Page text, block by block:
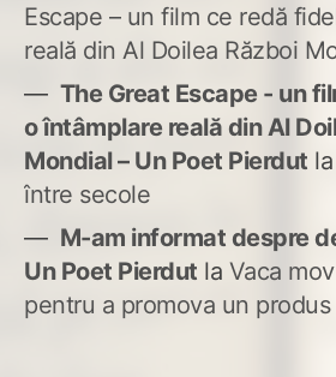
Escape – un film ce redă
reală din Al Doilea Război
The Great Escape - un
o întâmplare reală din Al
Mondial – Un Poet Pierdut la
între secole
M-am informat despre
Un Poet Pierdut la Vaca
pentru a promova un produs